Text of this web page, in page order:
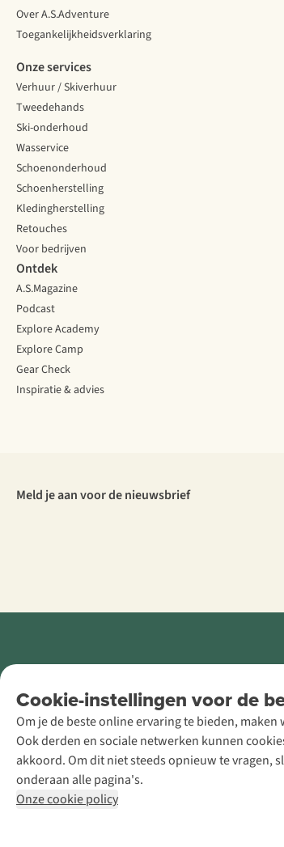
Cookie-instellingen voor de
Om je de beste online ervaring te bieden,
Ook derden en sociale netwerken kunnen
akkoord. Om dit niet steeds opnieuw te vragen,
onderaan alle pagina's.
Onze cookie policy
Over A.S.Adventure
Toegankelijkheidsverklaring
Onze services
Verhuur / Skiverhuur
Tweedehands
Ski-onderhoud
Wasservice
Schoenonderhoud
Schoenherstelling
Kledingherstelling
Retouches
Voor bedrijven
Ontdek
A.S.Magazine
Podcast
Explore Academy
Explore Camp
Gear Check
Inspiratie & advies
Meld je aan voor de nieuwsbrief
Retail Concepts
NV,
Smallandlaan
9, B-2660
Hoboken
+32 (0)3 828
30 15